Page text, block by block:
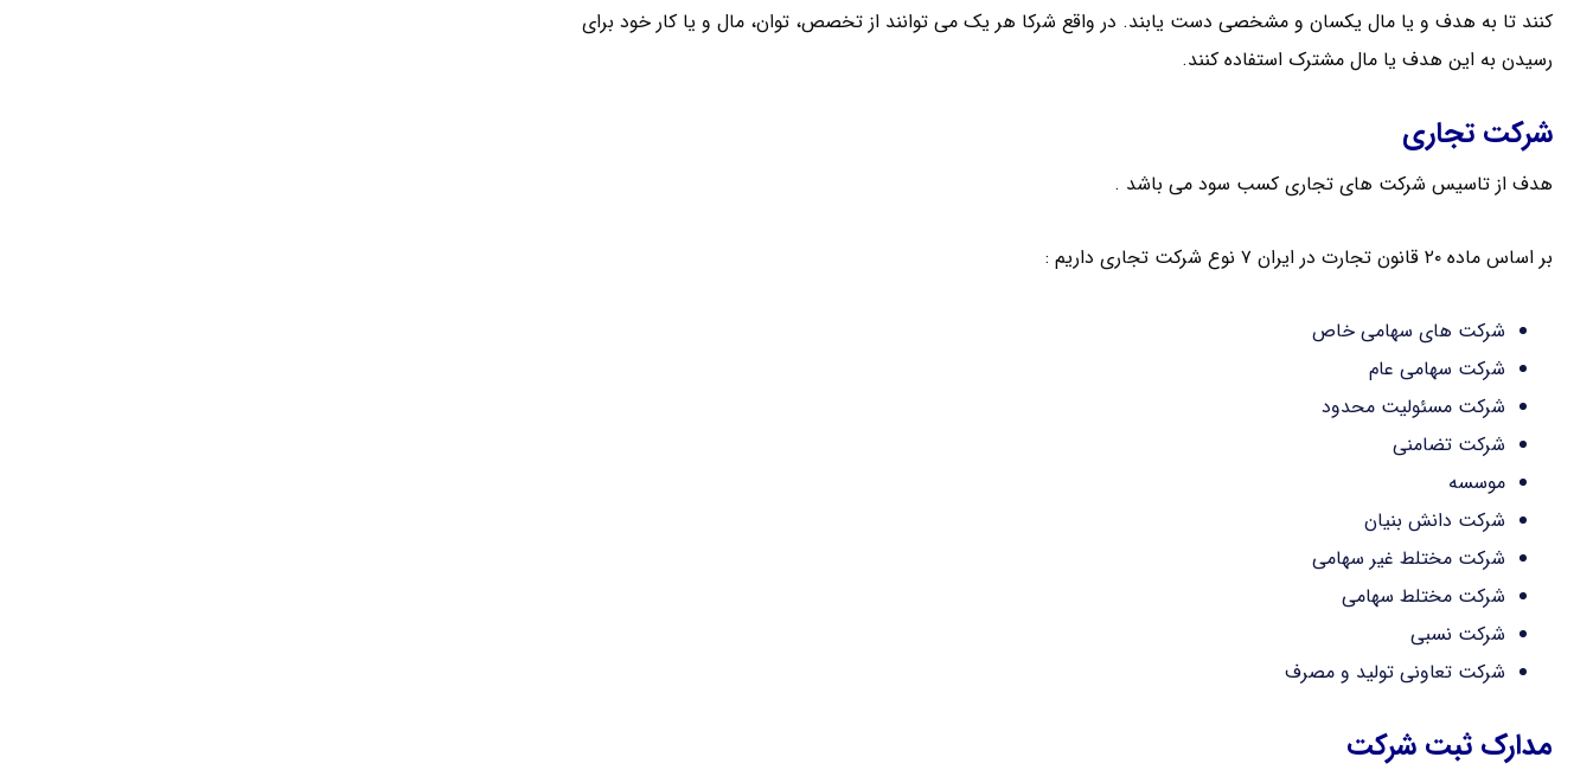
کنند تا به هدف و یا مال یکسان و مشخصی دست یابند. در واقع شرکا هر یک می توانند از تخصص، توان، مال و یا کار خود برای
رسیدن به این هدف یا مال مشترک استفاده کنند.
شرکت تجاری
هدف از تاسیس شرکت های تجاری کسب سود می باشد .
بر اساس ماده ۲۰ قانون تجارت در ایران ۷ نوع شرکت تجاری داریم :
شرکت های سهامی خاص
شرکت سهامی عام
شرکت مسئولیت محدود
شرکت تضامنی
موسسه
شرکت دانش بنیان
شرکت مختلط غیر سهامی
شرکت مختلط سهامی
شرکت نسبی
شرکت تعاونی تولید و مصرف
مدارک ثبت شرکت